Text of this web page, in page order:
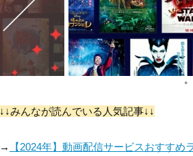
●
↓↓みんなが読んでいる人気記事↓↓
→
【2024年】動画配信サービスおすす